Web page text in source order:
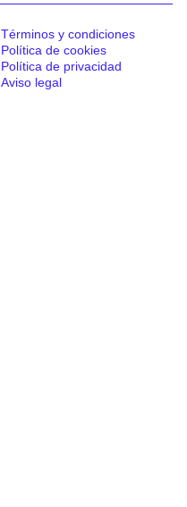
Términos y condiciones
Política de cookies
Política de privacidad
Aviso legal